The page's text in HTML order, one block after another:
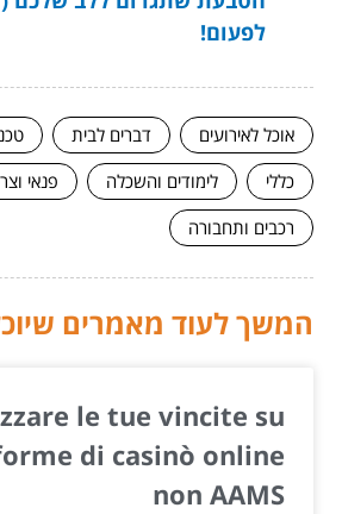
לפעום!
אוכל לאירועים דברים לבית
כללי
לימודים והשכלה
פנאי
רכבים ותחבורה
המשך לעוד מאמרים
le tue vincite su
di casinò online
non AAMS